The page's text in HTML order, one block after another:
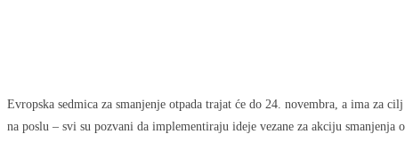
Evropska sedmica za smanjenje otpada trajat će do 24. novembra, a ima
na poslu – svi su pozvani da implementiraju ideje vezane za akciju smanjenja